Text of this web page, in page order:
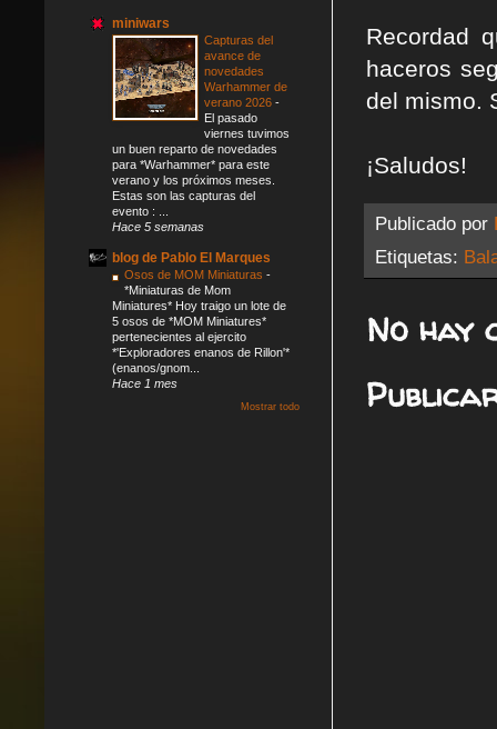
Recordad
haceros
del mismo.
¡Saludos!
Publicado por
Etiquetas:
No hay
miniwars
Capturas del
avance de
novedades
Warhammer de
verano 2026 -
El pasado
viernes tuvimos
un buen reparto de novedades
para *Warhammer* para este
verano y los próximos meses.
Estas son las capturas del
evento : ...
Hace 5 semanas
blog de Pablo El Marques
Osos de MOM Miniaturas -
*Miniaturas de Mom
Miniatures* Hoy traigo un lote de
5 osos de *MOM Miniatures*
pertenecientes al ejercito
*'Exploradores enanos de Rillon'*
(enanos/gnom...
Hace 1 mes
Mostrar todo